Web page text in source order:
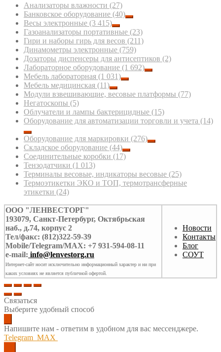
Анализаторы влажности (27)
Банковское оборудование (40)
Весы электронные (3 415)
Газоанализаторы портативные (23)
Гири и наборы гирь для весов (211)
Динамометры электронные (759)
Дозаторы диспенсеры для антисептиков (2)
Лабораторное оборудование (1 692)
Мебель лабораторная (1 031)
Мебель медицинская (11)
Модули взвешивающие, весовые платформы (77)
Негатоскопы (5)
Облучатели и лампы бактерицидные (15)
Оборудование для автоматизации торговли и учета (14)
Оборудование для маркировки (276)
Складское оборудование (44)
Соединительные коробки (17)
Тензодатчики (1 013)
Терминалы весовые, индикаторы весовые (25)
Термоэтикетки ЭКО и ТОП, термотрансферные
этикетки (24)
ООО "ЛЕНВЕСТОРГ"
193079, Санкт-Петербург, Октябрьская
наб., д.74, корпус 2
Тел/факс: (812)322-59-39
Mobile/Telegram/MAX: +7 931-594-08-11
e-mail: info@lenvestorg.ru
Интернет-сайт носит исключительно информационный характер и ни при
каких условиях не является публичной офертой.
Новости
Контакты
Блог
СОУТ
Связаться
Выберите удобный способ
Напишите нам - ответим в удобном для вас мессенджере.
Telegram MAX